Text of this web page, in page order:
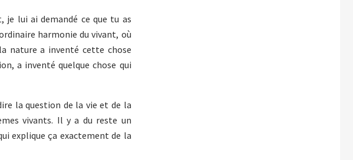
je lui ai demandé ce que tu as
harmonie du vivant, où
nature a inventé cette chose
a inventé quelque chose qui
la question de la vie et de la
vivants. Il y a du reste un
explique ça exactement de la